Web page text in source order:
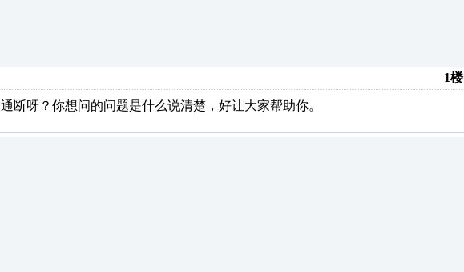
1楼
断呀？你想问的问题是什么说清楚，好让大家帮助你。